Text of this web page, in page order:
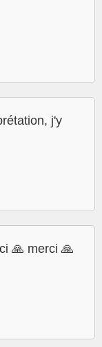
j'y
🙏 merci 🙏